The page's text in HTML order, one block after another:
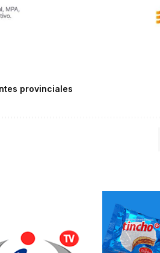
provinciales